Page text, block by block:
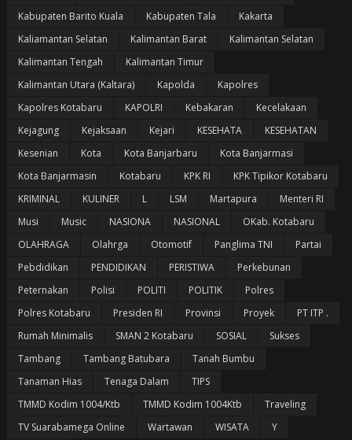
Kabupaten Barito Kuala
Kabupaten Tala
Kakarta
Kaliamantan Selatan
Kalimantan Barat
Kalimantan Selatan
Kalimantan Tengah
Kalimantan Timur
Kalimantan Utara (Kaltara)
Kapolda
Kapolres
Kapolres Kotabaru
KAPOLRI Kebakaran
Kecelakaan
Kejagung
Kejaksaan Kejari KESEHATA
KESEHATAN
Kesenian
Kota Kota Banjarbaru
Kota Banjarmasi
Kota Banjarmasin
Kotabaru KPK RI
KPK Tipikor Kotabaru
KRIMINAL
KULINER L LSM Martapura
Menteri RI
Musi
Music NASIONA NASIONAL
OKab. Kotabaru
OLAHRAGA
Olahrga Otomotif Panglima TNI
Partai
Pebdidikan
PENDIDIKAN PERISTIWA
Perkebunan
Peternakan
Polisi POLITI POLITIK
Polres
Polres Kotabaru
Presiden RI Provinsi Proyek
PT ITP .
Rumah Minimalis
SMAN 2 Kotabaru SOSIAL
Sukses
Tambang
Tambang Batubara
Tanah Bumbu
Tanaman Hias
Tenaga Dalam
TIPS
TMMD Kodim 1004/Ktb
TMMD Kodim 1004Ktb
Traveling
TV Suarabamega Online
Wartawan WISATA Y